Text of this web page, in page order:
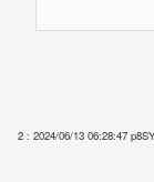
2 : 2024/06/13 06:28:47